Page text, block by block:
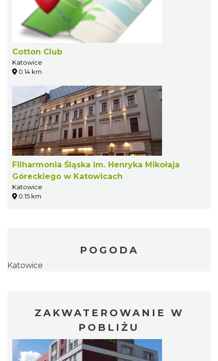
Cotton Club
Katowice
0.14 km
Filharmonia Śląska im. Henryka Mikołaja
Góreckiego w Katowicach
Katowice
0.15 km
POGODA
Katowice
ZAKWATEROWANIE W
POBLIŻU